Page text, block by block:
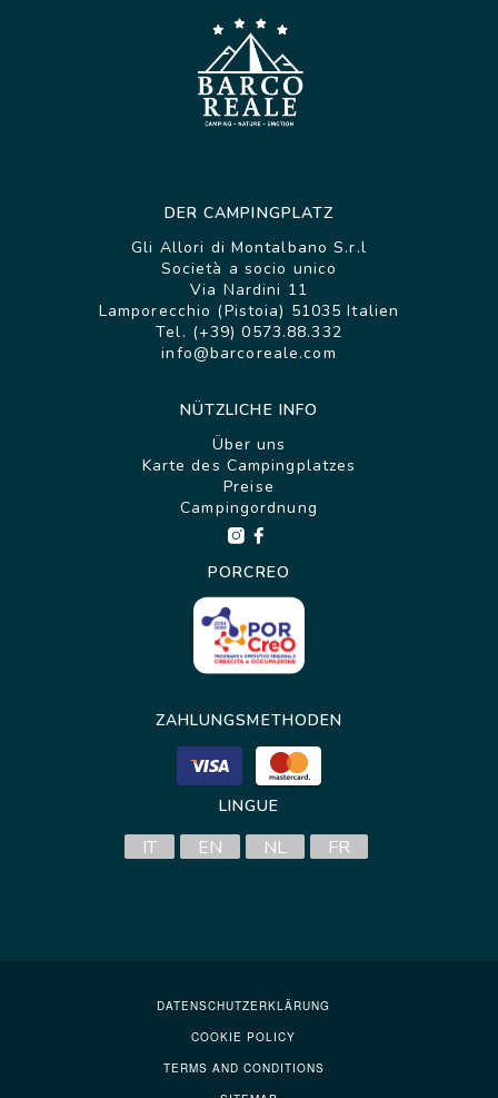
DER CAMPINGPLATZ
Gli Allori di Montalbano S.r.l
Società a socio unico
Via Nardini 11
Lamporecchio (Pistoia) 51035 Italien
Tel. (+39) 0573.88.332
info@barcoreale.com
NÜTZLICHE INFO
Über uns
Karte des Campingplatzes
Preise
Campingordnung
PORCREO
ZAHLUNGSMETHODEN
LINGUE
IT EN NL FR
DATENSCHUTZERKLÄRUNG
COOKIE POLICY
TERMS AND CONDITIONS